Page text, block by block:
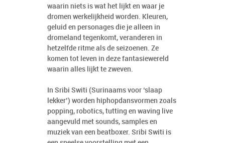
waarin niets is wat het lijkt en waar je
dromen werkelijkheid worden. Kleuren,
geluid en personages die je alleen in
dromeland tegenkomt, veranderen in
hetzelfde ritme als de seizoenen. Ze
komen tot leven in deze fantasiewereld
waarin alles lijkt te zweven.
In Sribi Switi (Surinaams voor ‘slaap
lekker’) worden hiphopdansvormen zoals
popping, robotics, tutting en waving live
aangevuld met sounds, samples en
muziek van een beatboxer. Sribi Switi is